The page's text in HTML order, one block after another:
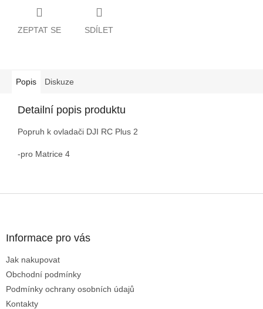
ZEPTAT SE SDÍLET
Popis Diskuze
Detailní popis produktu
Popruh k ovladači DJI RC Plus 2
-pro Matrice 4
Informace pro vás
Jak nakupovat
Obchodní podmínky
Podmínky ochrany osobních údajů
Kontakty